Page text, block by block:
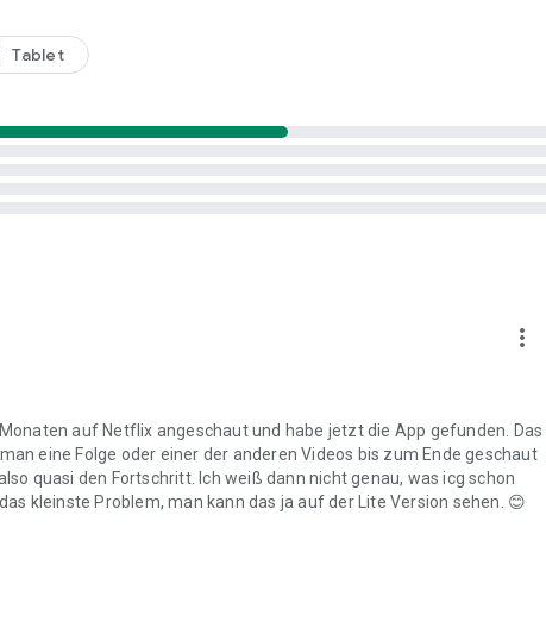
Tablet
more_vert
auf Netflix angeschaut und habe jetzt die App gefunden. Das
eine Folge oder einer der anderen Videos bis zum Ende geschaut
quasi den Fortschritt. Ich weiß dann nicht genau, was icg schon
kleinste Problem, man kann das ja auf der Lite Version sehen. 😊